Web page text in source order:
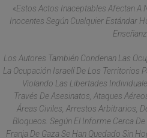
«Estos Actos Inaceptables Afectan A
Inocentes Según Cualquier Estándar
Los Autores También Condenan Las
La Ocupación Israelí De Los Territorios
Violando Las Libertades
Través De Asesinatos, Ataques
Áreas Civiles, Arrestos Arbitrarios,
Bloqueos. Según El Informe Cerca
Franja De Gaza Se Han Quedado Sin